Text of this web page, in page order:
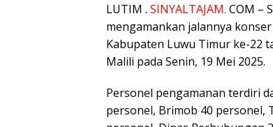
LUTIM . SINYALTAJAM. COM –
mengamankan jalannya
Kabupaten Luwu Timur ke-22
Malili pada Senin, 19 Mei 2025.
Personel pengamanan terdiri
personel, Brimob 40 personel,